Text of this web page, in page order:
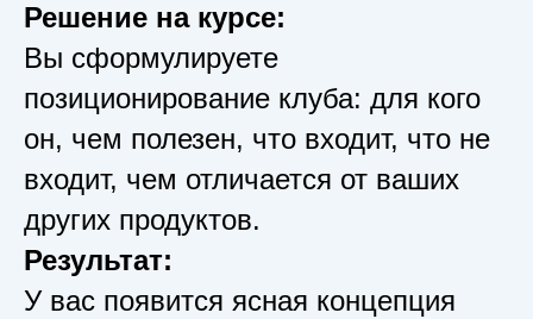
Решение на курсе:
Вы сформулируете
позиционирование клуба: для кого
он, чем полезен, что входит, что не
входит, чем отличается от ваших
других продуктов.
Результат:
У вас появится ясная концепция